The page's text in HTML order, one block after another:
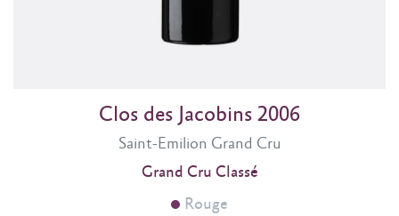
Saint-Emilion Grand Cru
Clos des Jacobins 2006
Grand Cru Classé
Rouge